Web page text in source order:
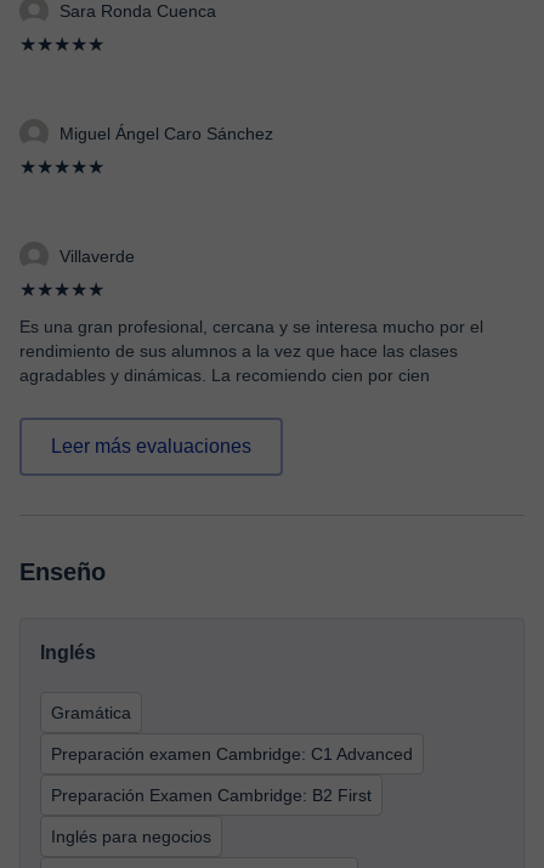
Sara Ronda Cuenca
★★★★★
Miguel Ángel Caro Sánchez
★★★★★
Villaverde
★★★★★
Es una gran profesional, cercana y se interesa mucho por el
rendimiento de sus alumnos a la vez que hace las clases
agradables y dinámicas. La recomiendo cien por cien
Leer más evaluaciones
Enseño
Inglés
Gramática
Preparación examen Cambridge: C1 Advanced
Preparación Examen Cambridge: B2 First
Inglés para negocios